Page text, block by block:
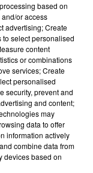
et La
au lieu de fin
en fin de
de lancer un
based on
or access
advertising; Create
select personalised
content
or combinations
services; Create
personalised
security, prevent and
and content;
may
data to offer
information actively
combine data from
devices based on